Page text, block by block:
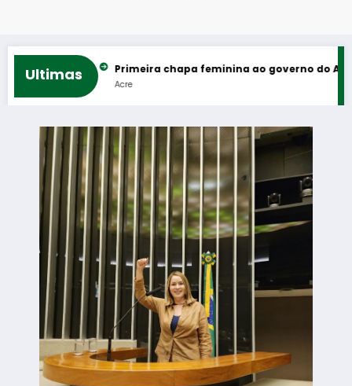
Ultimas
rodeios Primeira chapa feminina ao governo do Acre reúne